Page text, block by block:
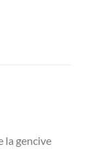
la gencive